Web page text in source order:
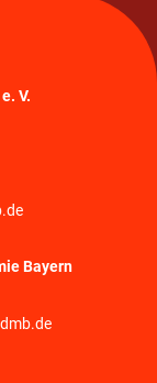
V.
Bayern